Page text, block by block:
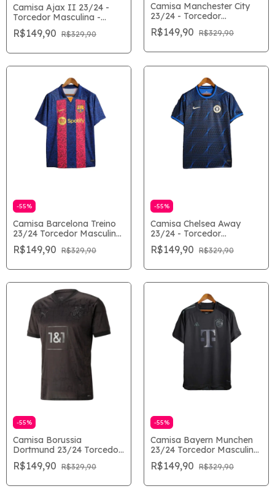
Camisa Ajax II 23/24 -
Torcedor Masculina -
Branco
R$149,90 R$329,90
Camisa Manchester City
23/24 - Torcedor
Masculina - Preto
R$149,90 R$329,90
-55%
Camisa Barcelona Treino
23/24 Torcedor Masculina
- Azul e Grená
R$149,90 R$329,90
-55%
Camisa Chelsea Away
23/24 - Torcedor
Masculina - Azul
R$149,90 R$329,90
-55%
Camisa Borussia
Dortmund 23/24 Torcedor
Masculina - Preto
R$149,90 R$329,90
-55%
Camisa Bayern Munchen
23/24 Torcedor Masculina
- Preto
R$149,90 R$329,90